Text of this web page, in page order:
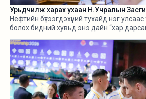
Урьдчилж харах ухаан Н.Учралын
Нефтийн бүтээгдэхүүний тухайд нэг
болох бидний хувьд энэ дайн “хар дарсан
бүхнийг бодитой тооцож, болзошгүй
урьдчилж харж, хариу арга хэмжээ авах
Засгийн газарт ч алга.